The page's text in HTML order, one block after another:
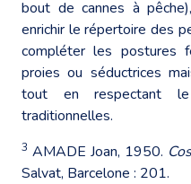
bout de cannes à
enrichir le répertoire des
compléter les postures
proies ou séductrices
tout en respectant
traditionnelles.
3 AMADE Joan, 1950.
Salvat, Barcelone : 201.